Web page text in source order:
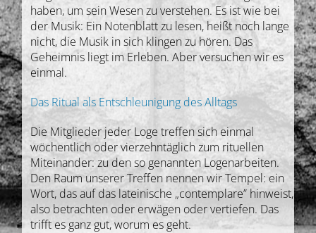
haben, um sein Wesen zu verstehen. Es ist wie bei
der Musik: Ein Notenblatt zu lesen, heißt noch lange
nicht, die Musik in sich klingen zu hören. Das
Geheimnis liegt im Erleben. Aber versuchen wir es
einmal.
Das Ritual als Entschleunigung des Alltags
Die Mitglieder jeder Loge treffen sich einmal
wöchentlich oder vierzehntäglich zum rituellen
Miteinander: zu den so genannten Logenarbeiten.
Den Raum unserer Treffen nennen wir Tempel: ein
Wort, das auf das lateinische „contemplare” hinweist,
also betrachten oder erwägen oder vertiefen. Das
trifft es ganz gut, worum es geht.